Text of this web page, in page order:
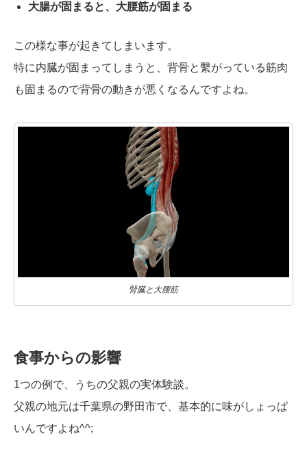
大腸が固まると、大腰筋が固まる
この様な事が起きてしまいます。
特に内臓が固まってしまうと、背骨と繫がっている筋肉
も固まるので背骨の動きが悪くなるんですよね。
腎臓と大腰筋
食事からの影響
1つの例で、うちの父親の実体験談。
父親の地元は千葉県の野田市で、基本的に味がしょっぱ
いんですよね^^;